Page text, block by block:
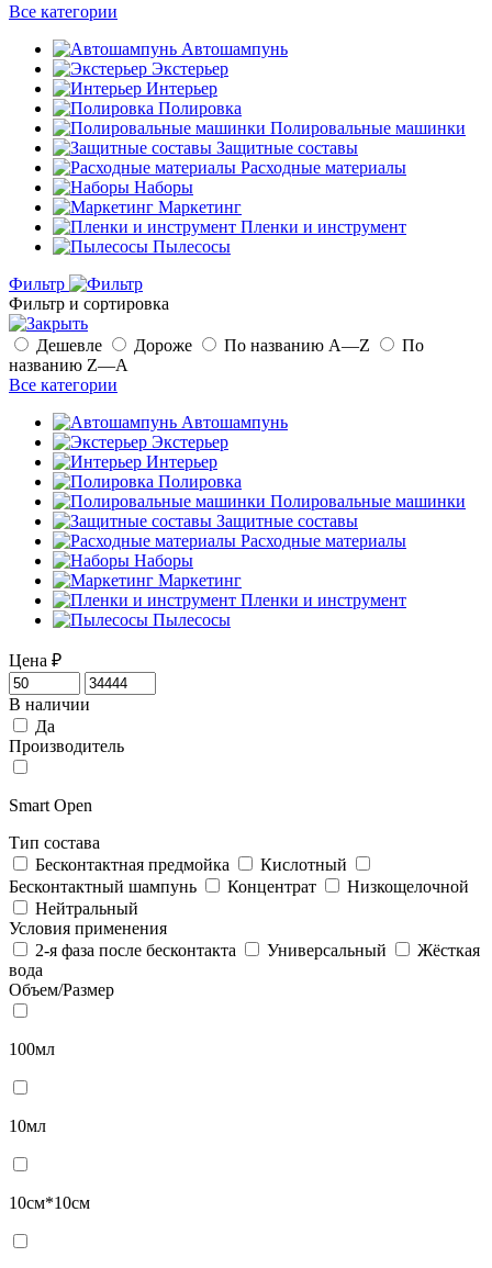
Все категории
Автошампунь
Экстерьер
Интерьер
Полировка
Полировальные машинки
Защитные составы
Расходные материалы
Наборы
Маркетинг
Пленки и инструмент
Пылесосы
Фильтр
Фильтр и сортировка
Дешевле Дороже По названию A—Z
По
названию Z—A
Все категории
Автошампунь
Экстерьер
Интерьер
Полировка
Полировальные машинки
Защитные составы
Расходные материалы
Наборы
Маркетинг
Пленки и инструмент
Пылесосы
Цена ₽
В наличии
Да
Производитель
Smart Open
Тип состава
Бесконтактная предмойка
Кислотный
Бесконтактный шампунь
Концентрат
Низкощелочной
Нейтральный
Условия применения
2-я фаза после бесконтакта
Универсальный
Жёсткая
вода
Объем/Размер
100мл
10мл
10см*10см